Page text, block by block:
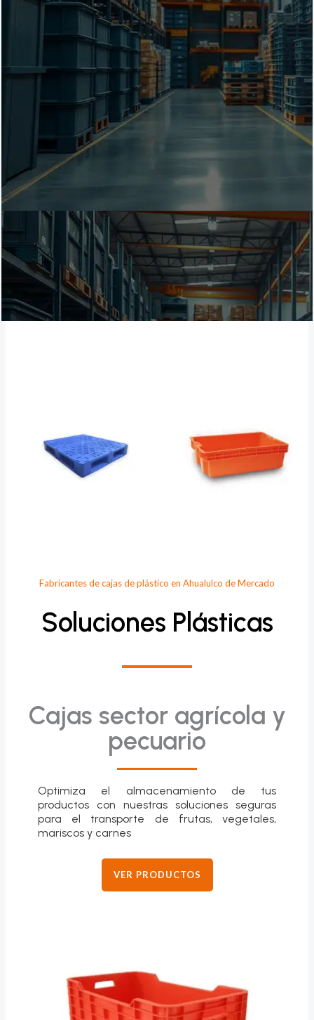
Fabricantes de cajas de plástico en Ahualulco de Mercado
Soluciones Plásticas
Cajas sector agrícola y
pecuario
Optimiza el almacenamiento de tus
productos con nuestras soluciones seguras
para el transporte de frutas, vegetales,
mariscos y carnes
VER PRODUCTOS